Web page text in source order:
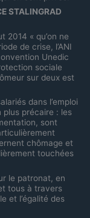
STALINGRAD
2014 « qu’on ne
de crise, l’ANI
Unedic
sociale
sur deux est
dans l’emploi
plus précaire : les
sont
chômage et
touchées
le patronat, en
tous à travers
et l’égalité des